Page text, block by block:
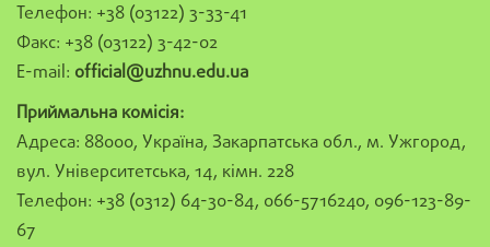
Телефон: +38 (03122) 3-33-41
Факс: +38 (03122) 3-42-02
E-mail: official@uzhnu.edu.ua
Приймальна комісія:
Адреса: 88000, Україна, Закарпатська обл., м. Ужгород,
вул. Університетська, 14, кімн. 228
Телефон: +38 (0312) 64-30-84, 066-5716240, 096-123-89-
67